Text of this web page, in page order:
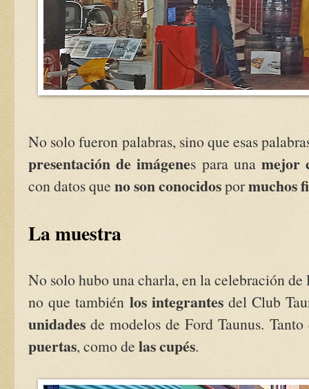
No solo fueron palabras, sino que esas
presentación de imágenes para unamejor
con datos que no son conocidospormuchos
La muestra
No solo hubo una charla, en la celebración de
no que también los integrantesdel Club
unidades de modelos de Ford Taunus.
puertas, como de las cupés.